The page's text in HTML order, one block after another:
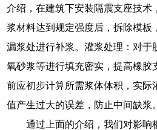
介绍，在建筑下安装隔震支座技术
浆材料达到规定强度后，拆除模板
漏浆处进行补浆。灌浆处理：对于
氧砂浆等进行填充密实，提高橡胶
前应初步计算所需浆体体积，实际
值产生过大的误差，防止中间缺浆。
通过上面的介绍，我们对影响